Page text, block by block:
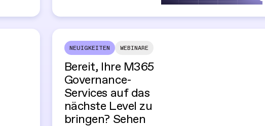
NEUIGKEITEN WEBINARE
Bereit, Ihre M365
Governance-
Services auf das
nächste Level zu
bringen? Sehen